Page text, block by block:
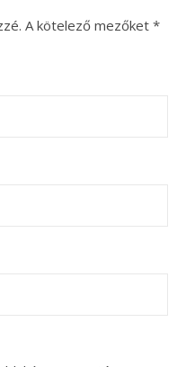
A kötelező mezőket *